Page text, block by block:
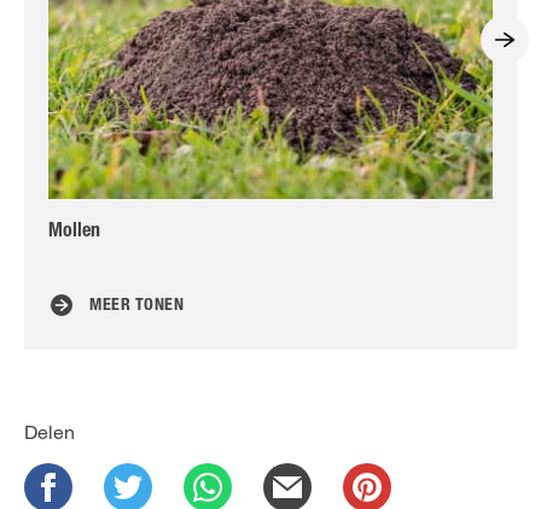
Mollen
MEER TONEN
Delen